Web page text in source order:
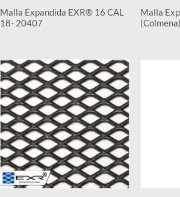
Malla Expandida EXR® 16 CAL
18- 20407
Malla